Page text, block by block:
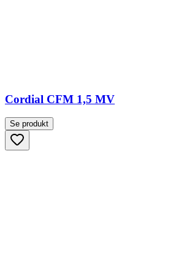
Cordial CFM 1,5 MV
Se produkt